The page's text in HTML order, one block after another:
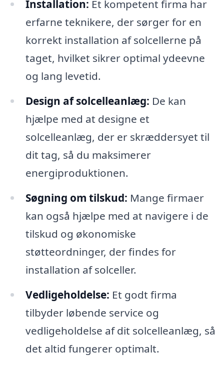
Installation: Et kompetent firma har
erfarne teknikere, der sørger for en
korrekt installation af solcellerne på
taget, hvilket sikrer optimal ydeevne
og lang levetid.
Design af solcelleanlæg: De kan
hjælpe med at designe et
solcelleanlæg, der er skræddersyet til
dit tag, så du maksimerer
energiproduktionen.
Søgning om tilskud: Mange firmaer
kan også hjælpe med at navigere i de
tilskud og økonomiske
støtteordninger, der findes for
installation af solceller.
Vedligeholdelse: Et godt firma
tilbyder løbende service og
vedligeholdelse af dit solcelleanlæg, så
det altid fungerer optimalt.